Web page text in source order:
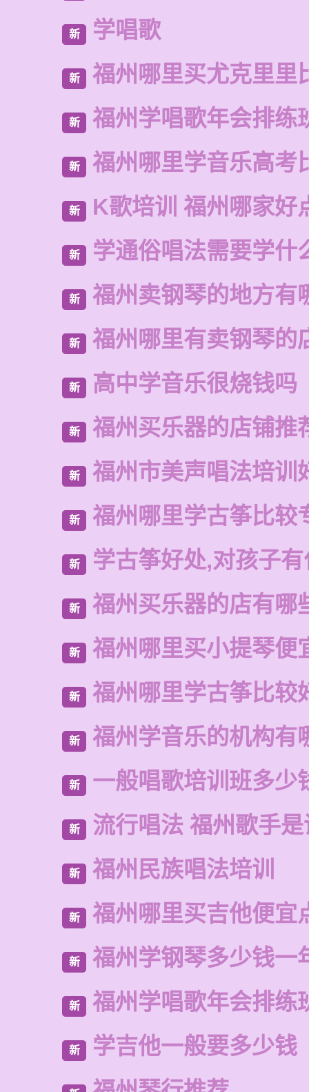
新 学唱歌
新 福州哪里买尤克里里
新 福州学唱歌年会排练
新 福州哪里学音乐高考
新 K歌培训 福州哪家好
新 学通俗唱法需要学什
新 福州卖钢琴的地方有
新 福州哪里有卖钢琴的
新 高中学音乐很烧钱吗
新 福州买乐器的店铺推
新 福州市美声唱法培训
新 福州哪里学古筝比较
新 学古筝好处,对孩子
新 福州买乐器的店有哪
新 福州哪里买小提琴便
新 福州哪里学古筝比较
新 福州学音乐的机构有
新 一般唱歌培训班多少
新 流行唱法 福州歌手是
新 福州民族唱法培训
新 福州哪里买吉他便宜
新 福州学钢琴多少钱一
新 福州学唱歌年会排练
新 学吉他一般要多少钱